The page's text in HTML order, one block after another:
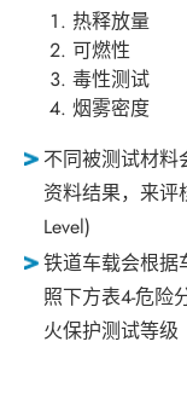
热释放量
可燃性
毒性测试
烟雾密度
不同被测试材
资料结果，来评
Level)
铁道车载会根据
照下方表4-危险
火保护测试等级